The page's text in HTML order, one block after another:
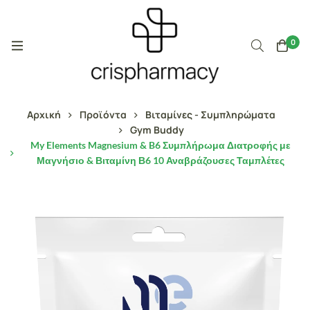
0
Αρχική Προϊόντα
Βιταμίνες - Συμπληρώματα
Gym Buddy
My Elements Magnesium & B6 Συμπλήρωμα Διατροφής με
Μαγνήσιο & Βιταμίνη Β6 10 Αναβράζουσες Ταμπλέτες